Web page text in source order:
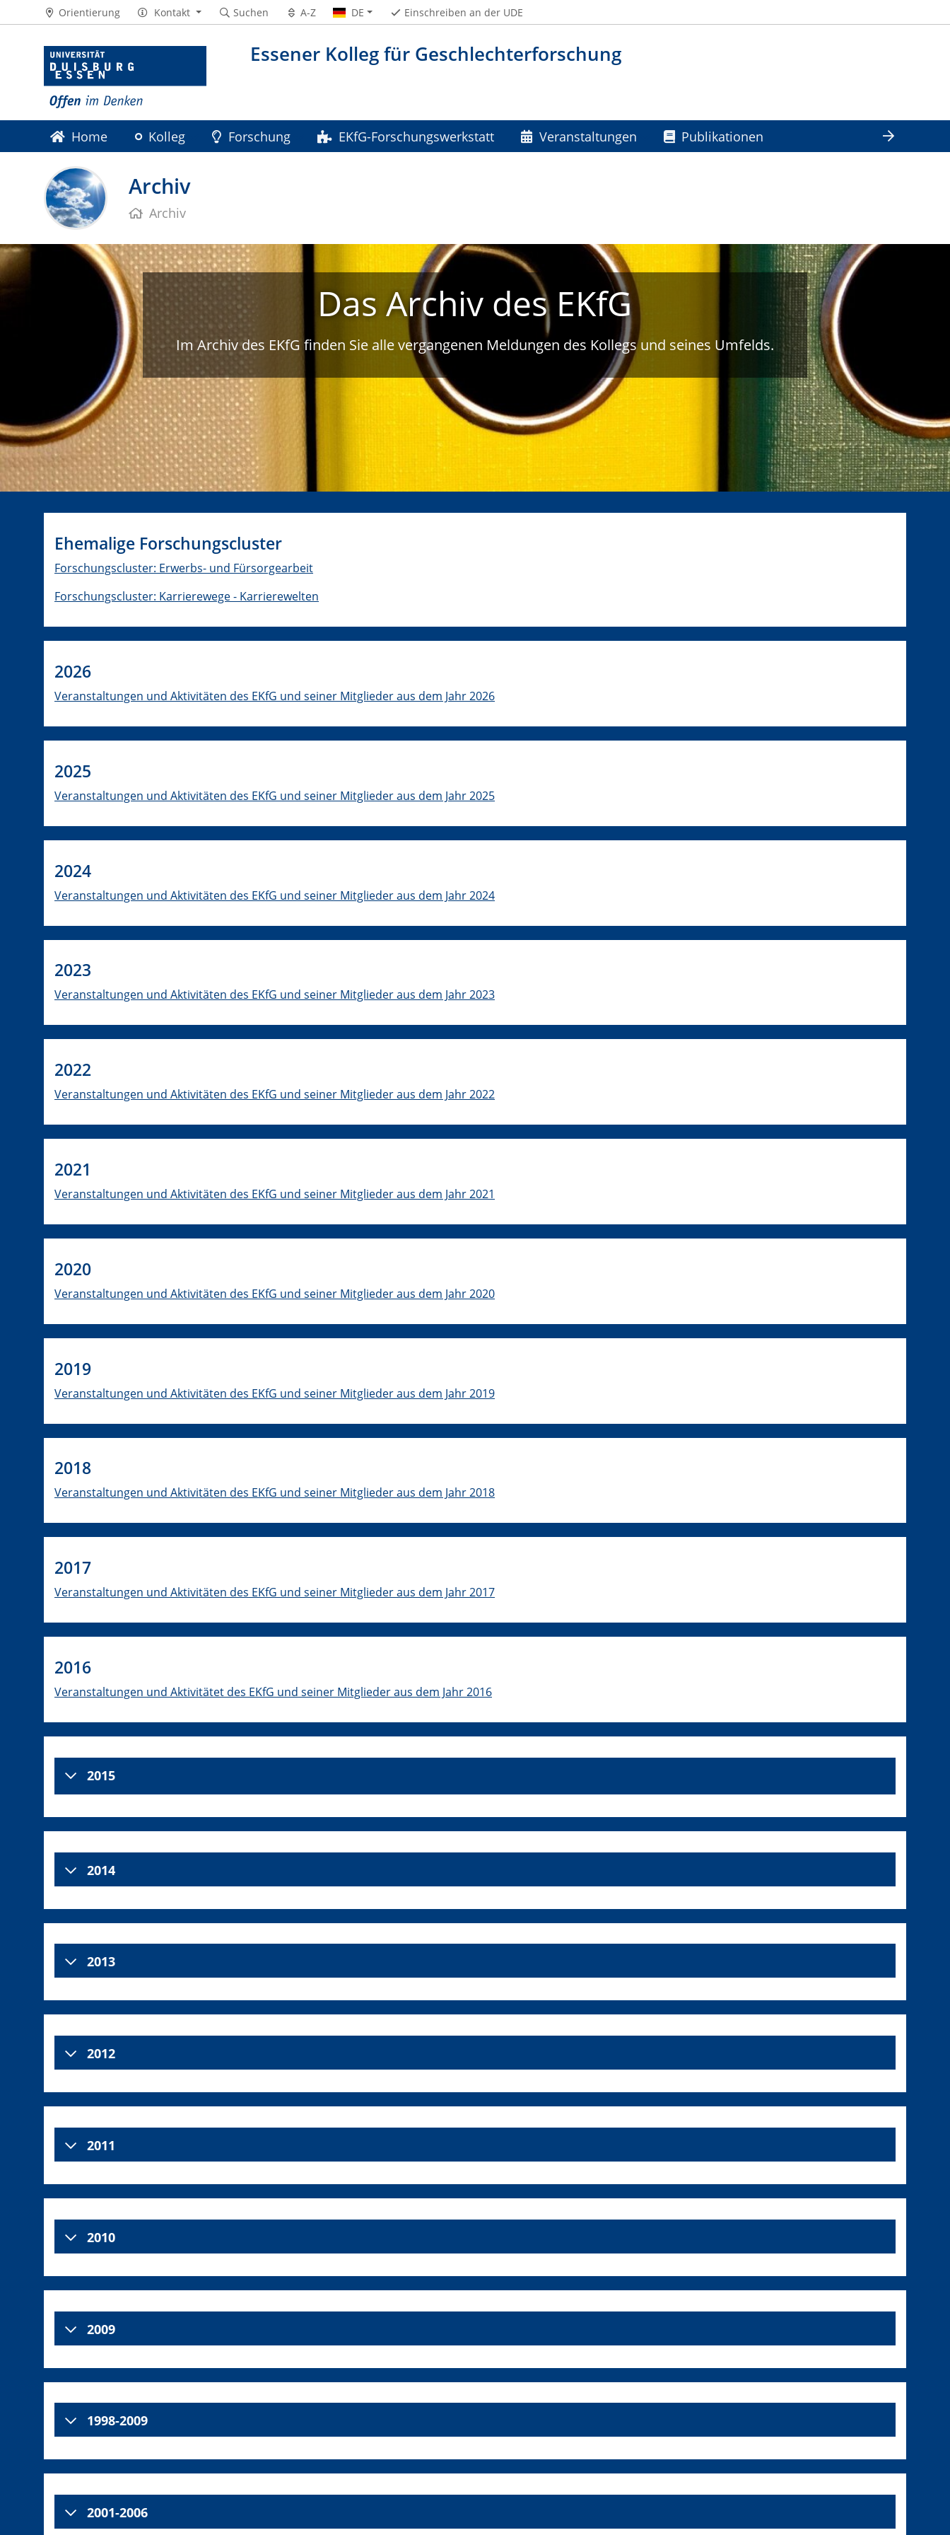
Essener Kolleg für Geschlechterforschung
Orientierung Kontakt Suchen A-Z DE Einschreiben an der UDE
Home Kolleg Forschung EKfG-Forschungswerkstatt Veranstaltungen
Publikationen
Genderforschung UA Ruhr
Archiv
Archiv
Das Archiv des EKfG
Im Archiv des EKfG finden Sie alle vergangenen Meldungen des Kollegs und seines Umfelds.
Ehemalige Forschungscluster
Forschungscluster: Erwerbs- und Fürsorgearbeit
Forschungscluster: Karrierewege - Karrierewelten
2026
Veranstaltungen und Aktivitäten des EKfG und seiner Mitglieder aus dem Jahr 2026
2025
Veranstaltungen und Aktivitäten des EKfG und seiner Mitglieder aus dem Jahr 2025
2024
Veranstaltungen und Aktivitäten des EKfG und seiner Mitglieder aus dem Jahr 2024
2023
Veranstaltungen und Aktivitäten des EKfG und seiner Mitglieder aus dem Jahr 2023
2022
Veranstaltungen und Aktivitäten des EKfG und seiner Mitglieder aus dem Jahr 2022
2021
Veranstaltungen und Aktivitäten des EKfG und seiner Mitglieder aus dem Jahr 2021
2020
Veranstaltungen und Aktivitäten des EKfG und seiner Mitglieder aus dem Jahr 2020
2019
Veranstaltungen und Aktivitäten des EKfG und seiner Mitglieder aus dem Jahr 2019
2018
Veranstaltungen und Aktivitäten des EKfG und seiner Mitglieder aus dem Jahr 2018
2017
Veranstaltungen und Aktivitäten des EKfG und seiner Mitglieder aus dem Jahr 2017
2016
Veranstaltungen und Aktivitätet des EKfG und seiner Mitglieder aus dem Jahr 2016
2015
2014
2013
2012
2011
2010
2009
1998-2009
2001-2006